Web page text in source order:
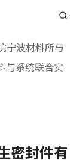
宁波材料所与
与系统联合实
密封件有